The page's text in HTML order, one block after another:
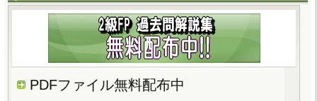
PDFファイル無料配布中